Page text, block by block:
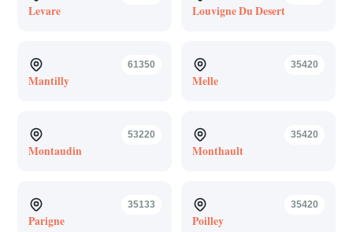
Levare Louvigne Du Desert
61350
Mantilly
35420
Melle
53220
Montaudin
35420
Monthault
35133
Parigne
35420
Poilley